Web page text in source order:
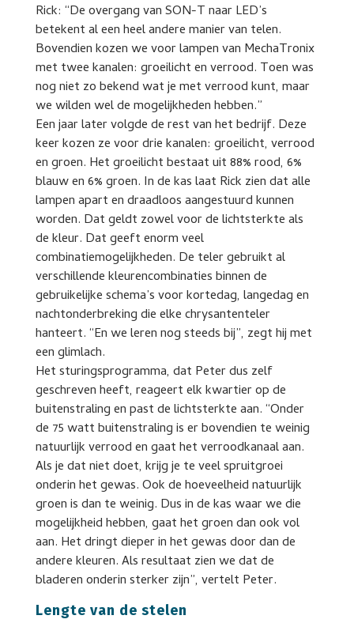
Rick: “De overgang van SON-T naar LED’s
betekent al een heel andere manier van telen.
Bovendien kozen we voor lampen van MechaTronix
met twee kanalen: groeilicht en verrood. Toen was
nog niet zo bekend wat je met verrood kunt, maar
we wilden wel de mogelijkheden hebben.”
Een jaar later volgde de rest van het bedrijf. Deze
keer kozen ze voor drie kanalen: groeilicht, verrood
en groen. Het groeilicht bestaat uit 88% rood, 6%
blauw en 6% groen. In de kas laat Rick zien dat alle
lampen apart en draadloos aangestuurd kunnen
worden. Dat geldt zowel voor de lichtsterkte als
de kleur. Dat geeft enorm veel
combinatiemogelijkheden. De teler gebruikt al
verschillende kleurencombinaties binnen de
gebruikelijke schema’s voor kortedag, langedag en
nachtonderbreking die elke chrysantenteler
hanteert. “En we leren nog steeds bij”, zegt hij met
een glimlach.
Het sturingsprogramma, dat Peter dus zelf
geschreven heeft, reageert elk kwartier op de
buitenstraling en past de lichtsterkte aan. “Onder
de 75 watt buitenstraling is er bovendien te weinig
natuurlijk verrood en gaat het verroodkanaal aan.
Als je dat niet doet, krijg je te veel spruitgroei
onderin het gewas. Ook de hoeveelheid natuurlijk
groen is dan te weinig. Dus in de kas waar we die
mogelijkheid hebben, gaat het groen dan ook vol
aan. Het dringt dieper in het gewas door dan de
andere kleuren. Als resultaat zien we dat de
bladeren onderin sterker zijn”, vertelt Peter.
Lengte van de stelen